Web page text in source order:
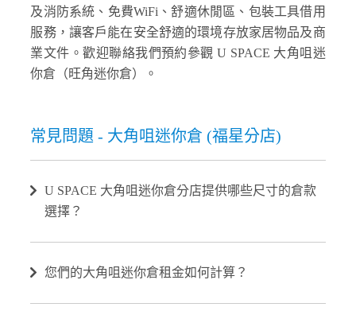
及消防系統、免費WiFi、舒適休閒區、包裝工具借用
服務，讓客戶能在安全舒適的環境存放家居物品及商
業文件。歡迎聯絡我們預約參觀 U SPACE 大角咀迷
你倉（旺角迷你倉）。
常見問題 - 大角咀迷你倉 (福星分店)
U SPACE 大角咀迷你倉分店提供哪些尺寸的倉款
選擇？
您們的大角咀迷你倉租金如何計算？